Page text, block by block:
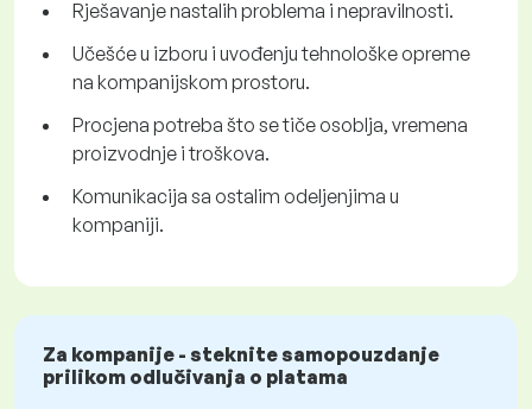
Rješavanje nastalih problema i nepravilnosti.
Učešće u izboru i uvođenju tehnološke opreme
na kompanijskom prostoru.
Procjena potreba što se tiče osoblja, vremena
proizvodnje i troškova.
Komunikacija sa ostalim odeljenjima u
kompaniji.
Za kompanije - steknite samopouzdanje
prilikom odlučivanja o platama